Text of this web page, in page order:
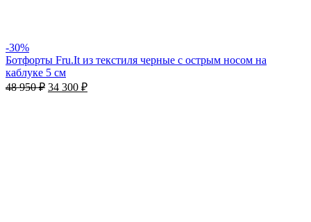
-30%
Ботфорты Fru.It из текстиля черные с острым носом на
каблуке 5 см
48 950₽ 34 300 ₽